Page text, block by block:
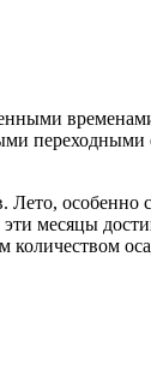
Лето,
месяцы